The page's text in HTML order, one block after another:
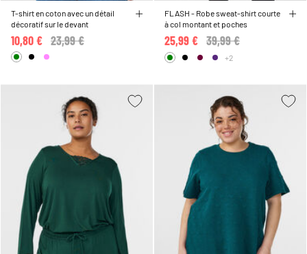
T-shirt en coton avec un détail
décoratif sur le devant
Price reduced from
23,99 €
10,80 €
FLASH - Robe sweat-shirt courte
à col montant et poches
Price reduced from
39,99 €
25,99 €
+2